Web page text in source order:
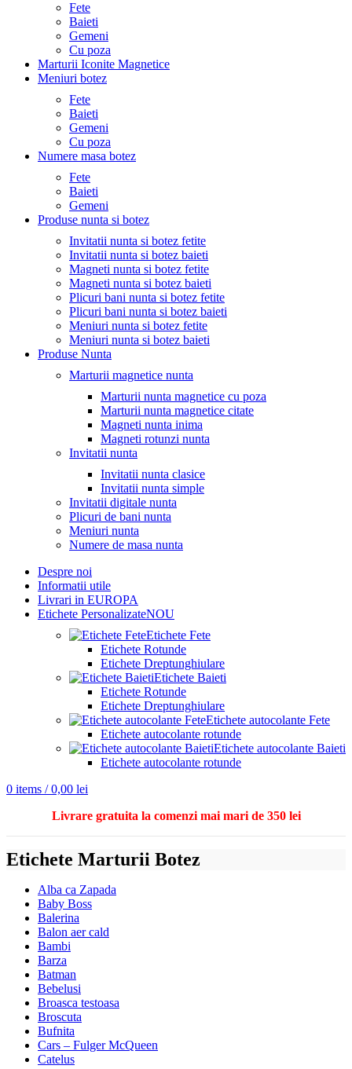
Fete
Baieti
Gemeni
Cu poza
Marturii Iconite Magnetice
Meniuri botez
Fete
Baieti
Gemeni
Cu poza
Numere masa botez
Fete
Baieti
Gemeni
Produse nunta si botez
Invitatii nunta si botez fetite
Invitatii nunta si botez baieti
Magneti nunta si botez fetite
Magneti nunta si botez baieti
Plicuri bani nunta si botez fetite
Plicuri bani nunta si botez baieti
Meniuri nunta si botez fetite
Meniuri nunta si botez baieti
Produse Nunta
Marturii magnetice nunta
Marturii nunta magnetice cu poza
Marturii nunta magnetice citate
Magneti nunta inima
Magneti rotunzi nunta
Invitatii nunta
Invitatii nunta clasice
Invitatii nunta simple
Invitatii digitale nunta
Plicuri de bani nunta
Meniuri nunta
Numere de masa nunta
Despre noi
Informatii utile
Livrari in EUROPA
Etichete PersonalizateNOU
Etichete Fete
Etichete Rotunde
Etichete Dreptunghiulare
Etichete Baieti
Etichete Rotunde
Etichete Dreptunghiulare
Etichete autocolante Fete
Etichete autocolante rotunde
Etichete autocolante Baieti
Etichete autocolante rotunde
0 items / 0,00 lei
Livrare gratuita la comenzi mai mari de 350 lei
Etichete Marturii Botez
Alba ca Zapada
Baby Boss
Balerina
Balon aer cald
Bambi
Barza
Batman
Bebelusi
Broasca testoasa
Broscuta
Bufnita
Cars – Fulger McQueen
Catelus